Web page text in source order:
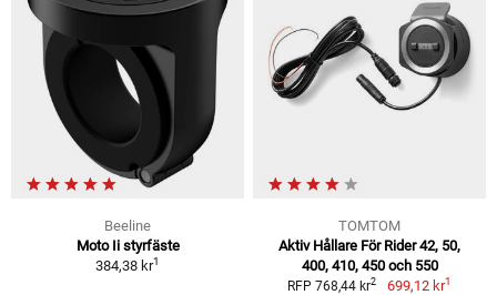
Beeline
Moto Ii styrfäste
384,38 kr1
TOMTOM
Aktiv Hållare För Rider 42, 50,
400, 410, 450 och 550
RFP 768,44 kr2 699,12 kr1